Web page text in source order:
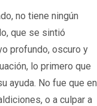
no tiene ningún
que se sintió
profundo, oscuro y
lo primero que
ayuda. No fue que en
o a culpar a